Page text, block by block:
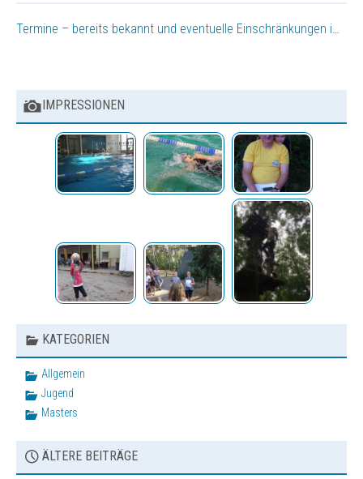
Termine – bereits bekannt und eventuelle Einschränkungen im Trainingsbetrieb (Änderungen möglich)
IMPRESSIONEN
KATEGORIEN
Allgemein
Jugend
Masters
ÄLTERE BEITRÄGE